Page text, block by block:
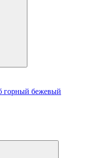
горный бежевый